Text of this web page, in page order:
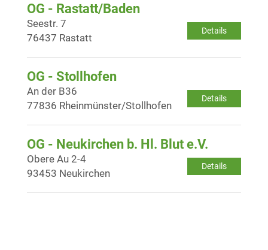
OG - Rastatt/Baden
Details
Seestr. 7
76437 Rastatt
OG - Stollhofen
Details
An der B36
77836 Rheinmünster/Stollhofen
OG - Neukirchen b. Hl. Blut e.V.
Details
Obere Au 2-4
93453 Neukirchen